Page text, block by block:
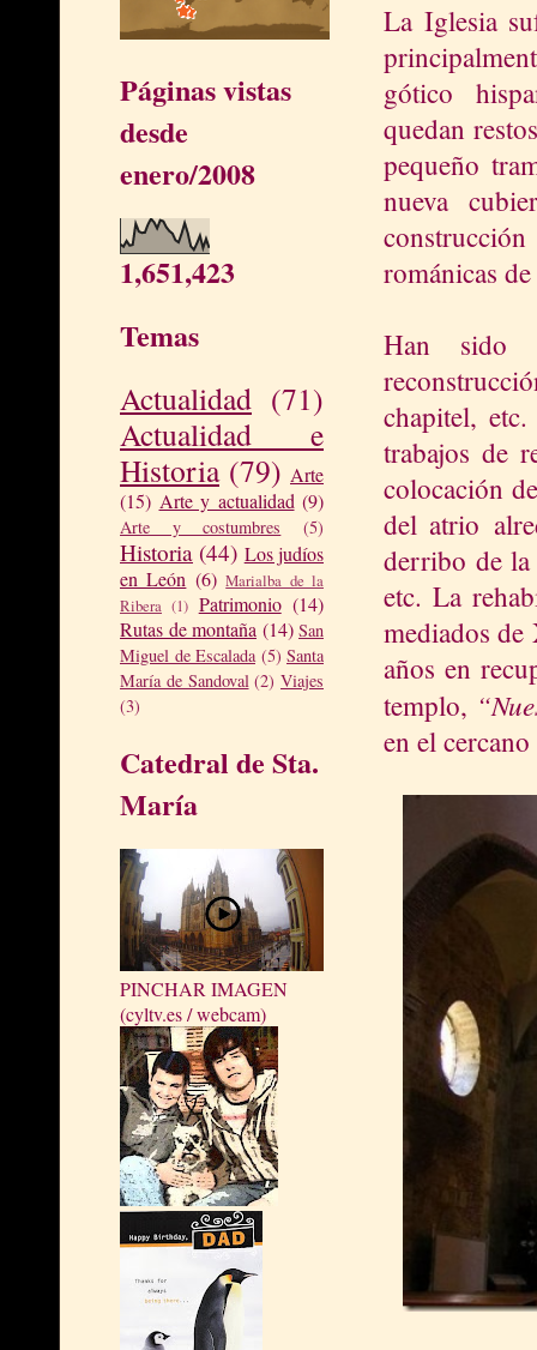
Páginas vistas
desde
enero/2008
1,651,423
Temas
Actualidad (71)
Actualidad e
Historia (79) Arte
(15) Arte y actualidad (9)
Arte y costumbres (5)
Historia (44) Los judíos
en León (6) Marialba de la
Ribera (1) Patrimonio (14)
Rutas de montaña (14) San
Miguel de Escalada (5) Santa
María de Sandoval (2) Viajes
(3)
Catedral de Sta.
María
PINCHAR IMAGEN
(cyltv.es / webcam)
La Iglesia
gótico
quedan
pequeño
nueva
románicas
Han sido
chapitel,
trabajos de
colocación
del atrio
derribo de la
etc. La
mediados
años en
templo,
en el